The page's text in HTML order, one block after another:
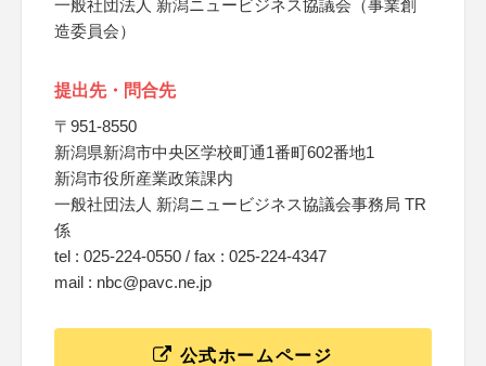
一般社団法人 新潟ニュービジネス協議会（事業創
造委員会）
提出先・問合先
〒951-8550
新潟県新潟市中央区学校町通1番町602番地1
新潟市役所産業政策課内
一般社団法人 新潟ニュービジネス協議会事務局 TR
係
tel : 025-224-0550 / fax : 025-224-4347
mail : nbc@pavc.ne.jp
公式ホームページ